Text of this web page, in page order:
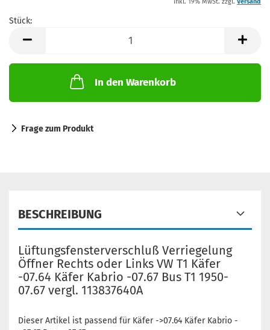
Stück:
In den Warenkorb
Frage zum Produkt
BESCHREIBUNG
Lüftungsfensterverschluß Verriegelung
Öffner Rechts oder Links VW T1 Käfer
-07.64 Käfer Kabrio -07.67 Bus T1 1950-
07.67 vergl. 113837640A
Dieser Artikel ist passend für Käfer ->07.64 Käfer Kabrio -